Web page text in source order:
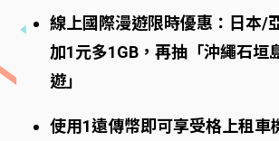
線上國際漫遊限時優惠：日本/
加1元多1GB，再抽「沖繩石垣
遊」
使用1遠傳幣即可享受格上租車